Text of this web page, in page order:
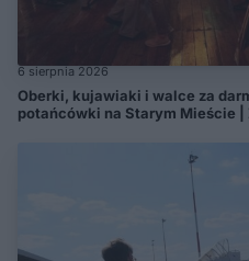
6 sierpnia 2026
Oberki, kujawiaki i walce za
potańcówki na Starym Mieście |